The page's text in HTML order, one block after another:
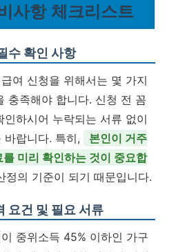
사항 체크리스트
수 확인 사항
여 신청을 위해서는 몇 가지
충족해야 합니다. 신청 전 꼼
하시어 누락되는 서류 없이
바랍니다. 특히,
본인이 거주
미리 확인하는 것이 중요합
정의 기준이 되기 때문입니다.
요건 및 필요 서류
중위소득 45% 이하인 가구